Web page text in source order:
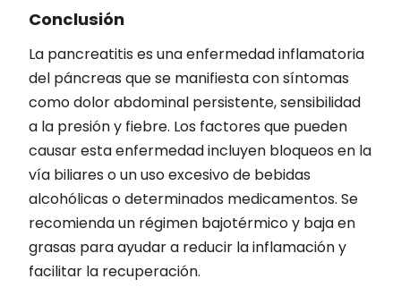
Conclusión
La pancreatitis es una enfermedad inflamatoria
del páncreas que se manifiesta con síntomas
como dolor abdominal persistente, sensibilidad
a la presión y fiebre. Los factores que pueden
causar esta enfermedad incluyen bloqueos en la
vía biliares o un uso excesivo de bebidas
alcohólicas o determinados medicamentos. Se
recomienda un régimen bajotérmico y baja en
grasas para ayudar a reducir la inflamación y
facilitar la recuperación.